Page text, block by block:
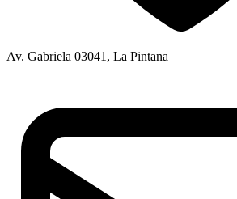
Av. Gabriela 03041, La Pintana